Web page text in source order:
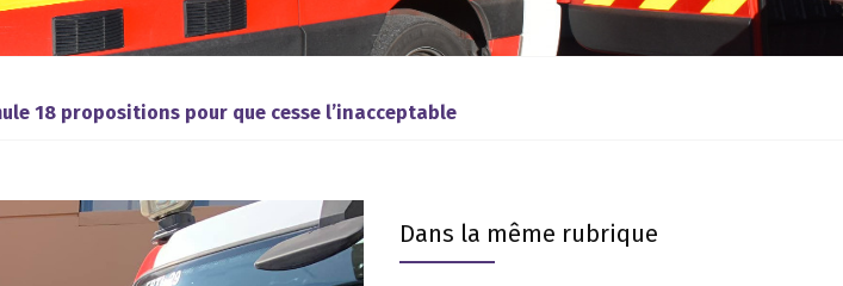
18 propositions pour que cesse l’inacceptable
Dans la même rubrique